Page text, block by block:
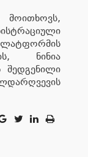
მოითხოვს,
ნინია
შედგენილი